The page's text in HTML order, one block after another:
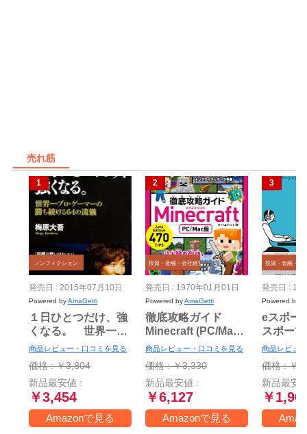
売れ筋
ノンフィクション
発売日 : 2015年07月10日
Powered byAmaGetti
１日ひとつだけ、強
くなる。 世界一プ
ロ・ゲーマーの勝ち
続ける64の流儀
商品レビュー・口コミを見る
価格 : ￥3,804
新品最安値 :
￥3,454
Amazonで見る
投資・金融・会社経営
発売日 : 1970年01月01日
Powered byAmaGetti
徹底攻略ガイド
Minecraft (PC/Mac
版)
商品レビュー・口コミを見る
価格 : ￥3,330
新品最安値 :
￥6,127
Amazonで見る
投資・金融・会
発売日 :
Powered by
eスポー
スポー
の現場
ます!
商品レビュ
価格 : ￥
新品最安
￥